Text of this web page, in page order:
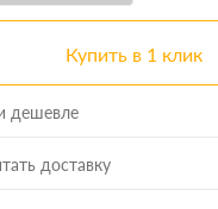
Купить в 1 клик
дешевле
доставку